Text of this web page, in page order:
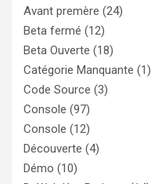
Avant premère (24)
Beta fermé (12)
Beta Ouverte (18)
Catégorie Manquante (1)
Code Source (3)
Console (97)
Console (12)
Découverte (4)
Démo (10)